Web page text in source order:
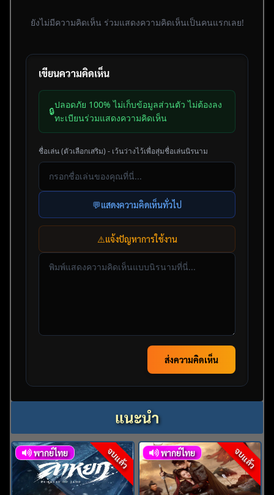
ยังไม่มีความคิดเห็น ร่วมแสดงความคิดเห็นเป็นคนแรกเลย!
เขียนความคิดเห็น
🔒
ปลอดภัย 100% ไม่เก็บข้อมูลส่วนตัว ไม่ต้องลง
ทะเบียนร่วมแสดงความคิดเห็น
ชื่อเล่น (ตัวเลือกเสริม) - เว้นว่างไว้เพื่อสุ่มชื่อเล่นนิรนาม
💬แสดงความคิดเห็นทั่วไป
⚠️แจ้งปัญหาการใช้งาน
ส่งความคิดเห็น
แนะนำ
จบแล้ว
พากย์ไทย จบแล้ว
พากย์ไทย